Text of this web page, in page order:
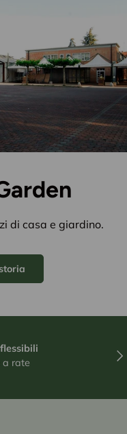
di casa e giardino.
a rate